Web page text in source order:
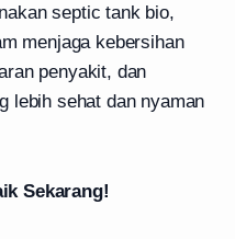
septic tank bio,
menjaga kebersihan
penyakit, dan
lebih sehat dan nyaman
Sekarang!